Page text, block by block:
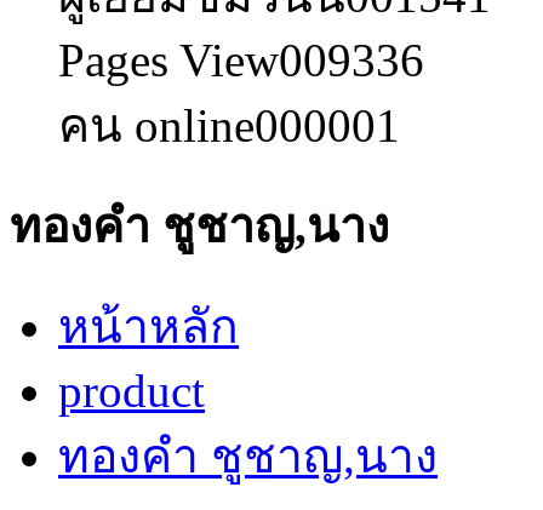
Pages View009336
คน online000001
ทองคำ ชูชาญ,นาง
หน้าหลัก
product
ทองคำ ชูชาญ,นาง